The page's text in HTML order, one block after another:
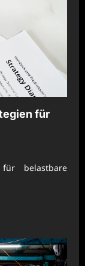
für
für belastbare